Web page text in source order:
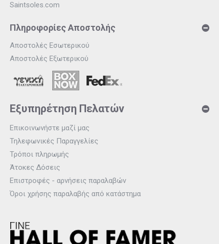
Saintsoles.com
Πληροφορίες Αποστολής
Αποστολές Εσωτερικού
Αποστολές Εξωτερικού
Εξυπηρέτηση Πελατών
Επικοινωνήστε μαζί μας
Τηλεφωνικές Παραγγελίες
Τρόποι πληρωμής
Άτοκες Δόσεις
Επιστροφές - αρνήσεις παραλαβών
Όροι χρήσης παραλαβής από κατάστημα